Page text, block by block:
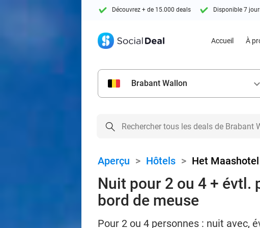
Découvrez + de 15.000 deals Disponible 7
Accueil À
Brabant Wallon keyboard_arrow_down
Aperçu > Hôtels > Het Maashotel
Nuit pour 2 ou 4 + évtl.
bord de meuse
Pour 2 ou 4 personnes : nuit avec,